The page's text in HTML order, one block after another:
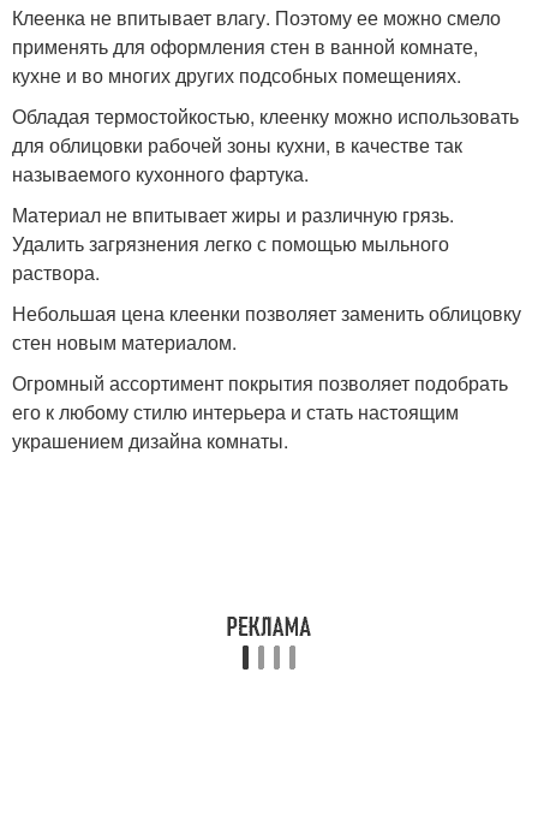
Клеенка не впитывает влагу. Поэтому ее можно смело
применять для оформления стен в ванной комнате,
кухне и во многих других подсобных помещениях.
Обладая термостойкостью, клеенку можно использовать
для облицовки рабочей зоны кухни, в качестве так
называемого кухонного фартука.
Материал не впитывает жиры и различную грязь.
Удалить загрязнения легко с помощью мыльного
раствора.
Небольшая цена клеенки позволяет заменить облицовку
стен новым материалом.
Огромный ассортимент покрытия позволяет подобрать
его к любому стилю интерьера и стать настоящим
украшением дизайна комнаты.